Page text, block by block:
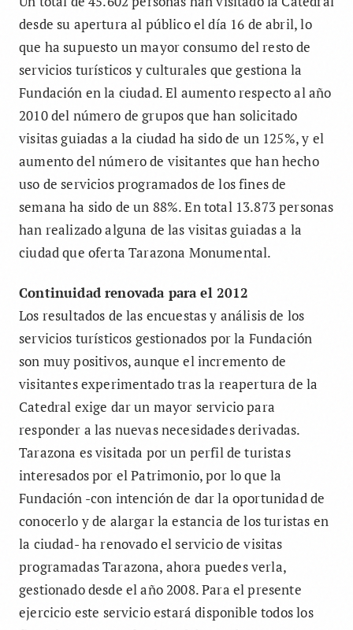
desde su apertura al público el día 16 de abril, lo
que ha supuesto un mayor consumo del resto de
servicios turísticos y culturales que gestiona la
Fundación en la ciudad. El aumento respecto al año
2010 del número de grupos que han solicitado
visitas guiadas a la ciudad ha sido de un 125%, y el
aumento del número de visitantes que han hecho
uso de servicios programados de los fines de
semana ha sido de un 88%. En total 13.873 personas
han realizado alguna de las visitas guiadas a la
ciudad que oferta Tarazona Monumental.
Continuidad renovada para el 2012
Los resultados de las encuestas y análisis de los
servicios turísticos gestionados por la Fundación
son muy positivos, aunque el incremento de
visitantes experimentado tras la reapertura de la
Catedral exige dar un mayor servicio para
responder a las nuevas necesidades derivadas.
Tarazona es visitada por un perfil de turistas
interesados por el Patrimonio, por lo que la
Fundación -con intención de dar la oportunidad de
conocerlo y de alargar la estancia de los turistas en
la ciudad- ha renovado el servicio de visitas
programadas Tarazona, ahora puedes verla,
gestionado desde el año 2008. Para el presente
ejercicio este servicio estará disponible todos los